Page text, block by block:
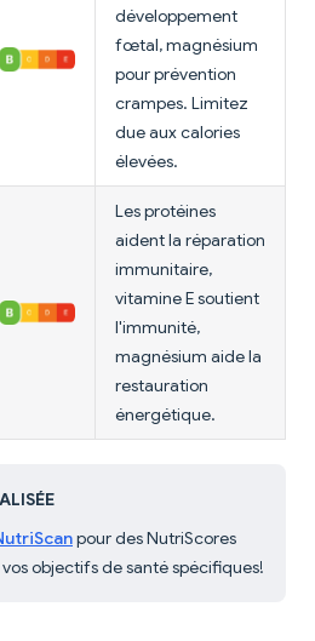
développement
fœtal, magnésium
pour prévention
crampes. Limitez
due aux calories
élevées.
Les protéines
aident la réparation
immunitaire,
vitamine E soutient
l'immunité,
magnésium aide la
restauration
énergétique.
pour des NutriScores
vos objectifs de santé spécifiques!